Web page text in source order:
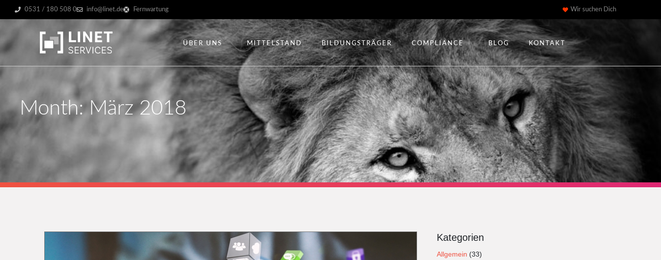
0531 / 180 508 0 info@linet.de Fernwartung Wir suchen Dich
ÜBER UNS MITTELSTAND BILDUNGSTRÄGER COMPLIANCE BLOG KONTAKT
Month: März 2018
Kategorien
Allgemein (33)